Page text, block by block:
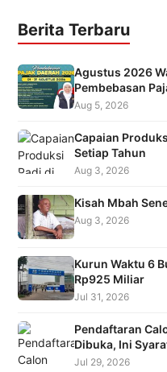
Berita Terbaru
Agustus 2026
Pembebasan
Aug 5, 2026
Capaian
Setiap Tahun
Aug 3, 2026
Kisah Mbah
Aug 3, 2026
Kurun Waktu 6
Rp925 Miliar
Jul 31, 2026
Pendaftaran
Dibuka, Ini
Jul 29, 2026